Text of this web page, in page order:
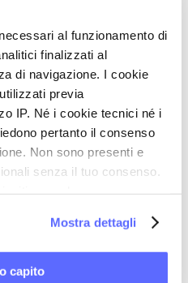
al funzionamento di
finalizzati al
di navigazione. I cookie
previa
IP. Né i cookie tecnici né i
pertanto il consenso
Non sono presenti e
senza il tuo consenso.
Mostra dettagli
capito
bilaterale -Mastociti
fibrocistica - Maternità
Medicina -Medicina di genere
occidentale -
tradizionale cinese -
-Melanosi vulvare -
morale -
precoce -
-
-